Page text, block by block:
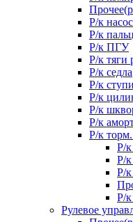
Р/к
Р/к
Р/к ПГУ
Р/к тяги
Р/к седла
Р/к
Р/к
Р/к
Р/к
Р/к
Р/к
Р/к
Р/
Р/к
Рулевое